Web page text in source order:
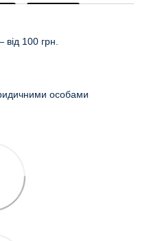
100 грн.
особами